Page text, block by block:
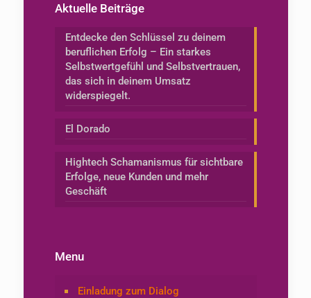
Aktuelle Beiträge
Entdecke den Schlüssel zu deinem
beruflichen Erfolg – Ein starkes
Selbstwertgefühl und Selbstvertrauen,
das sich in deinem Umsatz
widerspiegelt.
El Dorado
Hightech Schamanismus für sichtbare
Erfolge, neue Kunden und mehr
Geschäft
Menu
Einladung zum Dialog